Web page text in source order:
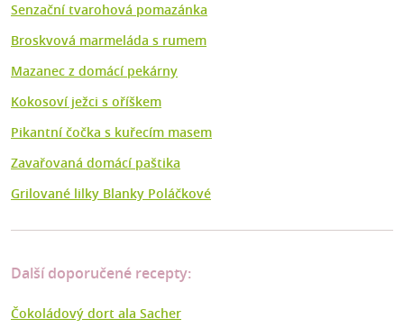
Senzační tvarohová pomazánka
Broskvová marmeláda s rumem
Mazanec z domácí pekárny
Kokosoví ježci s oříškem
Pikantní čočka s kuřecím masem
Zavařovaná domácí paštika
Grilované lilky Blanky Poláčkové
Další doporučené recepty:
Čokoládový dort ala Sacher